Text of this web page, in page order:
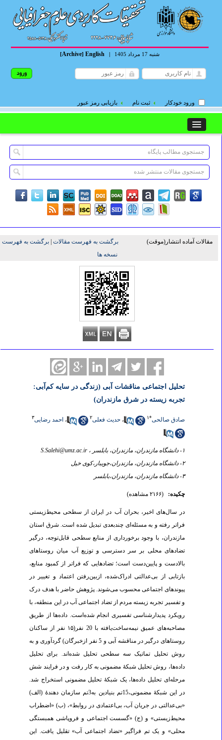
شنبه 17 مرداد 1405 |
English
[Archive]
ورود خودکار ثبت نام بازیابی رمز عبور
مقالات آماده انتشار(موقت) برگشت به فهرست مقالات|برگشت به فهرست
نسخه ها
تحلیل اجتماعی مناقشات آبی (زندگی در سایه کم‌آبی:
تجربه زیسته در شرق مازندران)
صادق صالحی ، حدیث فعلی۲ ، احمد رضایی
S.Salehi@umz.ac.ir
چکیده: (۲۱۶۶ مشاهده)
در سال‌های اخیر، بحران آب در ایران از سطحی محیط‌زیستی
فراتر رفته و به مسئله‌ای چندبعدی تبدیل شده است. شرق استان
مازندران، با وجود برخورداری از منابع سطحی قابل‌توجه، درگیر
تضادهای محلی بر سر دسترسی و توزیع آب میان روستاهای
بالادست و پایین‌دست است؛ تضادهایی که فراتر از کمبود منابع،
بازتابی از بی‌عدالتی ادراک‌شده، از‌بین‌رفتن اعتماد و تغییر در
پیوندهای اجتماعی محسوب می‌شوند. پژوهش حاضر با هدف درک
و تفسیر تجربه زیسته مردم از تضاد اجتماعی آب در این منطقه، با
رویکرد پدیدارشناسی تفسیری انجام شده‌است. داده‌ها از طریق
مصاحبه‌های عمیق نیمه‌ساخت‌یافته با 20 نفر(۱۵ نفر از ساکنان
روستاهای درگیر در مناقشه آبی و 5 نفر ازخبرگان) گردآوری و به
روش تحلیل تماتیک سه ‌سطحی تحلیل شده‌اند. برای تحلیل
داده‌ها، روش تحلیل شبکۀ مضمونی به کار رفت و در فرایند شش
مرحله‌ای تحلیل داده‌ها، یک شبکۀ تحلیل مضمونی استخراج شد.
در این شبکۀ مضمونی،15تم بنیادین به3تم سازمان دهندۀ (الف)
«بی‌عدالتی در جریان آب، بی‌اعتمادی در روابط»، (ب) «اضطراب
محیط‌زیستی» و (ج) «گسست اجتماعی و فروپاشی همبستگی
محلی» و یک تم فراگیر «تضاد اجتماعی آب» تقلیل یافت. این